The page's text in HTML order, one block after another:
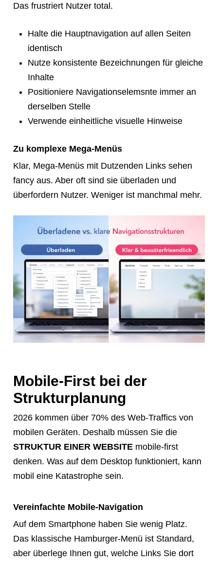
Das frustriert Nutzer total.
Halte die Hauptnavigation auf allen Seiten
identisch
Nutze konsistente Bezeichnungen für gleiche
Inhalte
Positioniere Navigationselemsnte immer an
derselben Stelle
Verwende einheitliche visuelle Hinweise
Zu komplexe Mega-Menüs
Klar, Mega-Menüs mit Dutzenden Links sehen
fancy aus. Aber oft sind sie überladen und
überfordern Nutzer. Weniger ist manchmal mehr.
Mobile-First bei der
Strukturplanung
2026 kommen über 70% des Web-Traffics von
mobilen Geräten. Deshalb müssen Sie die
STRUKTUR EINER WEBSITEmobile-first
denken. Was auf dem Desktop funktioniert, kann
mobil eine Katastrophe sein.
Vereinfachte Mobile-Navigation
Auf dem Smartphone haben Sie wenig Platz.
Das klassische Hamburger-Menü ist Standard,
aber überlege Ihnen gut, welche Links Sie dort